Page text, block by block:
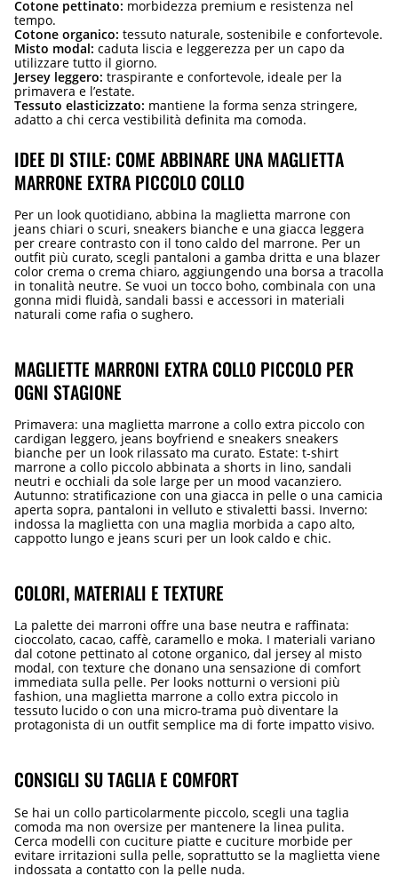
Cotone pettinato: morbidezza premium e resistenza nel
tempo.
Cotone organico: tessuto naturale, sostenibile e confortevole.
Misto modal: caduta liscia e leggerezza per un capo da
utilizzare tutto il giorno.
Jersey leggero: traspirante e confortevole, ideale per la
primavera e l’estate.
Tessuto elasticizzato: mantiene la forma senza stringere,
adatto a chi cerca vestibilità definita ma comoda.
IDEE DI STILE: COME ABBINARE UNA MAGLIETTA
MARRONE EXTRA PICCOLO COLLO
Per un look quotidiano, abbina la maglietta marrone con
jeans chiari o scuri, sneakers bianche e una giacca leggera
per creare contrasto con il tono caldo del marrone. Per un
outfit più curato, scegli pantaloni a gamba dritta e una blazer
color crema o crema chiaro, aggiungendo una borsa a tracolla
in tonalità neutre. Se vuoi un tocco boho, combinala con una
gonna midi fluidà, sandali bassi e accessori in materiali
naturali come rafia o sughero.
MAGLIETTE MARRONI EXTRA COLLO PICCOLO PER
OGNI STAGIONE
Primavera: una maglietta marrone a collo extra piccolo con
cardigan leggero, jeans boyfriend e sneakers sneakers
bianche per un look rilassato ma curato. Estate: t-shirt
marrone a collo piccolo abbinata a shorts in lino, sandali
neutri e occhiali da sole large per un mood vacanziero.
Autunno: stratificazione con una giacca in pelle o una camicia
aperta sopra, pantaloni in velluto e stivaletti bassi. Inverno:
indossa la maglietta con una maglia morbida a capo alto,
cappotto lungo e jeans scuri per un look caldo e chic.
COLORI, MATERIALI E TEXTURE
La palette dei marroni offre una base neutra e raffinata:
cioccolato, cacao, caffè, caramello e moka. I materiali variano
dal cotone pettinato al cotone organico, dal jersey al misto
modal, con texture che donano una sensazione di comfort
immediata sulla pelle. Per looks notturni o versioni più
fashion, una maglietta marrone a collo extra piccolo in
tessuto lucido o con una micro-trama può diventare la
protagonista di un outfit semplice ma di forte impatto visivo.
CONSIGLI SU TAGLIA E COMFORT
Se hai un collo particolarmente piccolo, scegli una taglia
comoda ma non oversize per mantenere la linea pulita.
Cerca modelli con cuciture piatte e cuciture morbide per
evitare irritazioni sulla pelle, soprattutto se la maglietta viene
indossata a contatto con la pelle nuda.